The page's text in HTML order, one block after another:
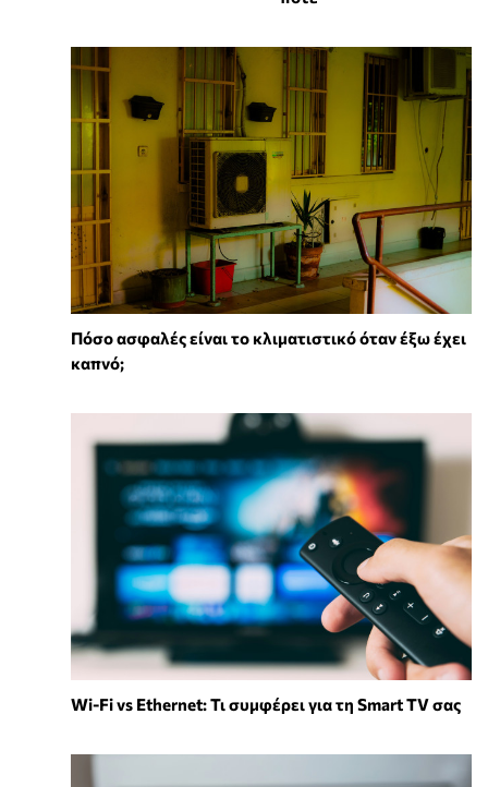
Πόσο ασφαλές είναι το κλιματιστικό όταν έξω έχει
καπνό;
Wi-Fi vs Ethernet: Τι συμφέρει για τη Smart TV σας